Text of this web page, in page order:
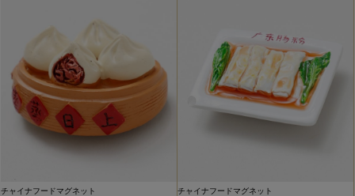
チャイナフードマグネット チャイナフードマグネット